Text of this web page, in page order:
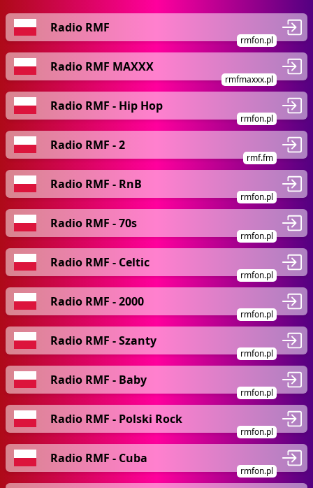
Radio RMF
rmfon.pl
Radio RMF MAXXX
rmfmaxxx.pl
Radio RMF - Hip Hop
rmfon.pl
Radio RMF - 2
rmf.fm
Radio RMF - RnB
rmfon.pl
Radio RMF - 70s
rmfon.pl
Radio RMF - Celtic
rmfon.pl
Radio RMF - 2000
rmfon.pl
Radio RMF - Szanty
rmfon.pl
Radio RMF - Baby
rmfon.pl
Radio RMF - Polski Rock
rmfon.pl
Radio RMF - Cuba
rmfon.pl